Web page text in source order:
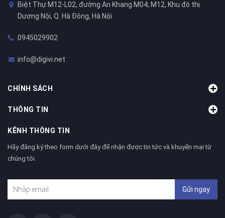
Biệt Thự M12-L02, đường An Khang M04; M12, Khu đô thị
Dương Nội, Q. Hà Đông, Hà Nội
0945029902
info@digivi.net
CHÍNH SÁCH
THÔNG TIN
KÊNH THÔNG TIN
Hãy đăng ký theo form dưới đây để nhận được tin tức và khuyến mại từ
chúng tôi.
Gửi ngay